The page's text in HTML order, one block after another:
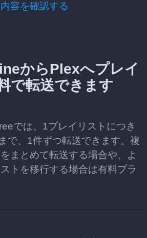
容を確認する
からPlexへプレイ
で転送できます
では、1プレイリストにつき
で、1件ずつ転送できます。複
まとめて転送する場合や、よ
トを移行する場合は有料プラ